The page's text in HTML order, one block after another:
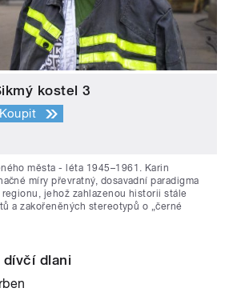
kostel 3
Koupit
města - léta 1945–1961. Karin
míry převratný, dosavadní paradigma
jehož zahlazenou historii stále
a zakořeněných stereotypů o „černé
dívčí dlani